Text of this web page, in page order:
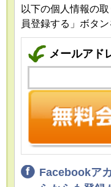
以下の個人情報の
員登録する」ボタ
メールアド
Facebookア